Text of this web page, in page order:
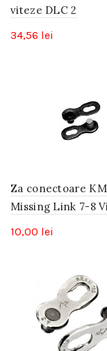
viteze DLC 2
34,56 lei
Za conectoare
Missing Link 7-8
10,00 lei